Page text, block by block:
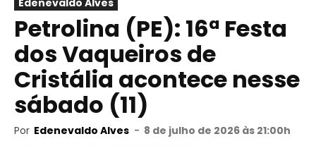
Edenevaldo Alves
Petrolina (PE): 16ª Festa
dos Vaqueiros de
Cristália acontece nesse
sábado (11)
Por Edenevaldo Alves - 8 de julho de 2026 às 21:00h